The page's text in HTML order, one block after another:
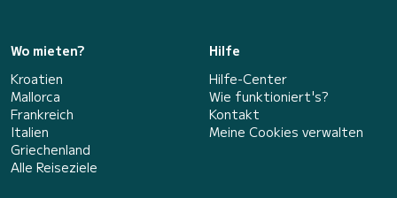
Wo mieten?
Kroatien
Mallorca
Frankreich
Italien
Griechenland
Alle Reiseziele
Hilfe
Hilfe-Center
Wie funktioniert's?
Kontakt
Meine Cookies verwalten